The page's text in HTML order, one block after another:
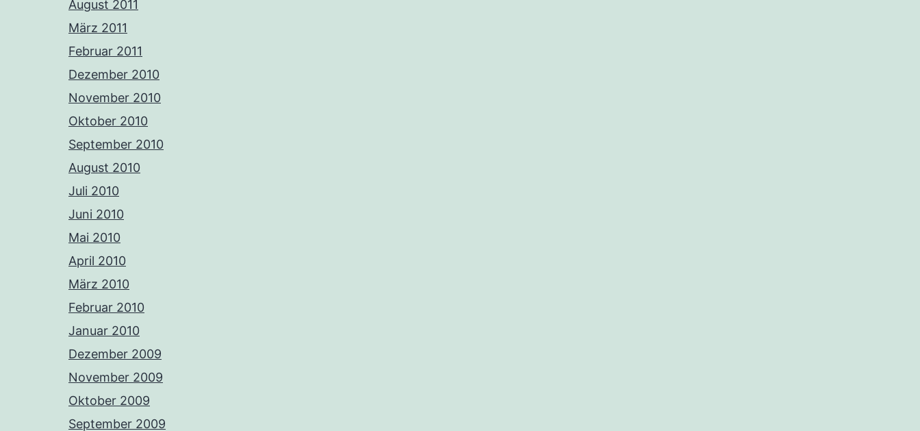
August 2011
März 2011
Februar 2011
Dezember 2010
November 2010
Oktober 2010
September 2010
August 2010
Juli 2010
Juni 2010
Mai 2010
April 2010
März 2010
Februar 2010
Januar 2010
Dezember 2009
November 2009
Oktober 2009
September 2009